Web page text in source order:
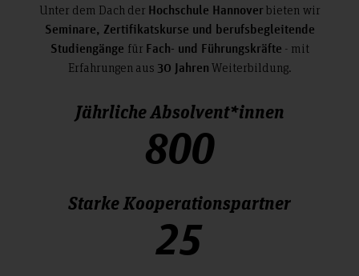
Unter dem Dach der Hochschule Hannover bieten wir
Seminare, Zertifikatskurse und berufsbegleitende
Studiengänge für Fach- und Führungskräfte - mit
Erfahrungen aus 30 Jahren Weiterbildung.
Jährliche Absolvent*innen
800
Starke Kooperationspartner
25